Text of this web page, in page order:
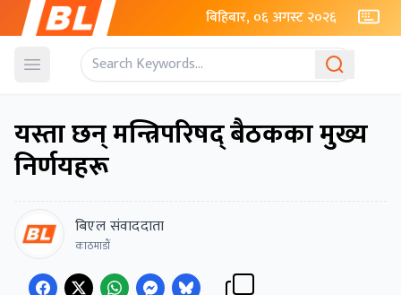
बिहिबार, ०६ अगस्ट २०२६
Open menu
यस्ता छन् मन्त्रिपरिषद् बैठकका मुख्य
निर्णयहरू
बिएल संवाददाता
काठमाडाैं